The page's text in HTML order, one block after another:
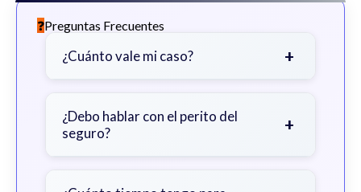
Preguntas Frecuentes
¿Cuánto vale mi caso? +
gravedad de sus lesiones, facturas
médicas, tiempo fuera del trabajo y
¿Debo hablar con el perito del
seguro?
+